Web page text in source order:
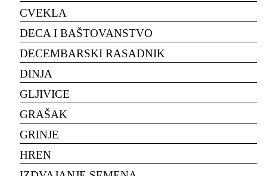
CVEKLA
DECA I BAŠTOVANSTVO
DECEMBARSKI RASADNIK
DINJA
GLJIVICE
GRAŠAK
GRINJE
HREN